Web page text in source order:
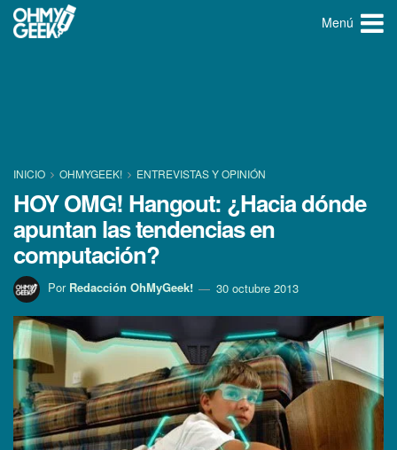
Menú
INICIO OHMYGEEK! ENTREVISTAS Y OPINIÓN
HOY OMG! Hangout: ¿Hacia dónde
apuntan las tendencias en
computación?
Por Redacción OhMyGeek! 30 octubre 2013